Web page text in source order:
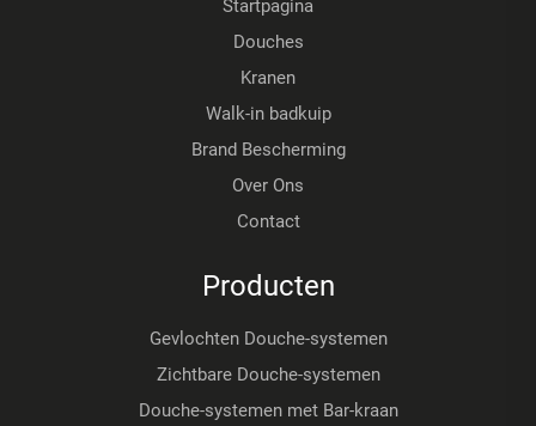
Startpagina
Douches
Kranen
Walk-in badkuip
Brand Bescherming
Over Ons
Contact
Producten
Gevlochten Douche-systemen
Zichtbare Douche-systemen
Douche-systemen met Bar-kraan